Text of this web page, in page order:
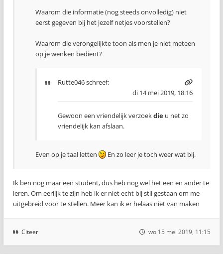
Waarom die informatie (nog steeds onvolledig) niet
eerst gegeven bij het jezelf netjes voorstellen?
Waarom die verongelijkte toon als men je niet meteen
op je wenken bedient?
Rutte046schreef:
di 14 mei 2019, 18:16
Gewoon een vriendelijk verzoekdie u net zo
vriendelijk kan afslaan.
Even op je taal letten En zo leer je toch weer wat bij.
Ik ben nog maar een student, dus heb nog wel het een en ander te
leren. Om eerlijk te zijn heb ik er niet echt bij stil gestaan om me
uitgebreid voor te stellen. Meer kan ik er helaas niet van maken
Citeer wo 15 mei 2019, 11:15